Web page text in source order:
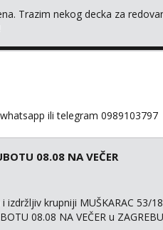
Trazim nekog decka za
ili telegram 0989103797
08.08 NA VEČER
krupniji MUŠKARAC 53/
08.08 NA VEČER u